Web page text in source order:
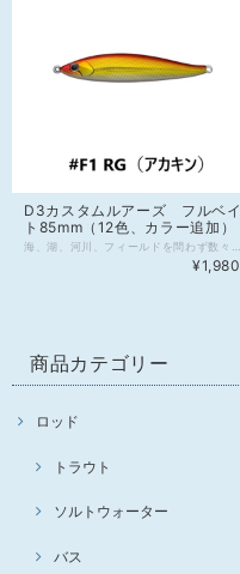
D3カスタムルアーズ フルベイ
ト85mm（12色、カラー追加）
¥1,980
商品カテゴリー
ロッド
トラウト
ソルトウォーター
バス